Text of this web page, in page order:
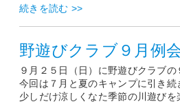
続きを読む >>
野遊びクラブ９月例
９月２５日（日）に野遊びクラブの
今回は７月と夏のキャンプに引き
少しだけ涼しくなた季節の川遊びを